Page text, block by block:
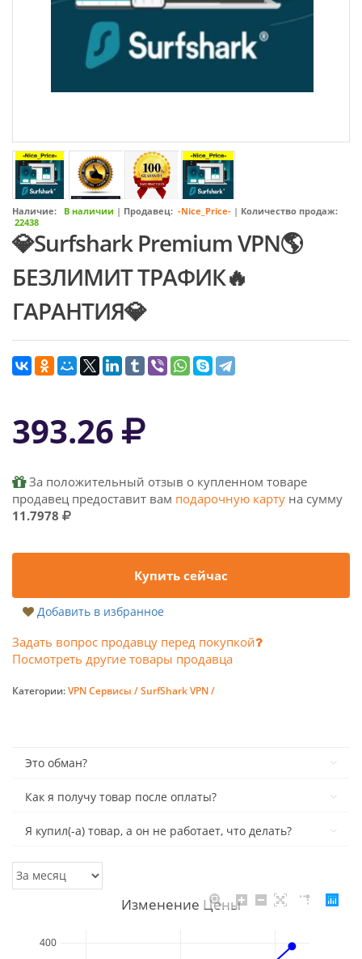
Наличие: В наличии | Продавец: -Nice_Price- | Количество продаж:
22438
💎Surfshark Premium VPN🌎
БЕЗЛИМИТ ТРАФИК🔥
ГАРАНТИЯ💎
393.26
За положительный отзыв о купленном товаре
продавец предоставит вам подарочную карту на сумму
11.7978
Купить сейчас
Добавить в избранное
Задать вопрос продавцу перед покупкой
Посмотреть другие товары продавца
Категории:VPN Сервисы /SurfShark VPN /
Это обман?
Как я получу товар после оплаты?
Я купил(-а) товар, а он не работает, что делать?
400
Изменение Цены